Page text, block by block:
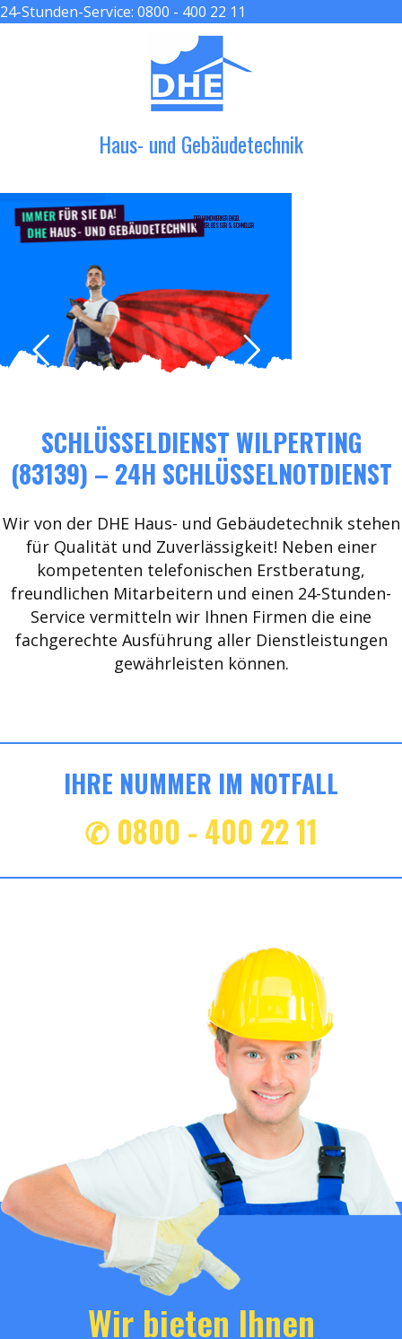
24-Stunden-Service: 0800 - 400 22 11
Haus- und Gebäudetechnik
IMMERFÜR SIE DA!
DHEHAUS- UND GEBÄUDETECHNIK
DER HANDWERKER ENGEL
GRÖßER, BESSER & SCHNELLER
SCHLÜSSELDIENST WILPERTING
(83139) – 24H SCHLÜSSELNOTDIENST
Wir von der DHE Haus- und Gebäudetechnik stehen
für Qualität und Zuverlässigkeit! Neben einer
kompetenten telefonischen Erstberatung,
freundlichen Mitarbeitern und einen 24-Stunden-
Service vermitteln wir Ihnen Firmen die eine
fachgerechte Ausführung aller Dienstleistungen
gewährleisten können.
IHRE NUMMER IM NOTFALL
✆ 0800 - 400 22 11
Wir bieten Ihnen